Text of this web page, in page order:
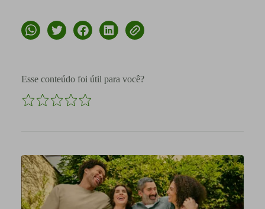
Esse conteúdo foi útil para você?